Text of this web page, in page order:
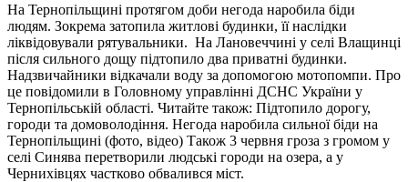
На Тернопільщині протягом доби негода наробила біди
людям. Зокрема затопила житлові будинки, її наслідки
ліквідовували рятувальники. На Лановеччині у селі Влащинці
після сильного дощу підтопило два приватні будинки.
Надзвичайники відкачали воду за допомогою мотопомпи. Про
це повідомили в Головному управлінні ДСНС України у
Тернопільській області. Читайте також: Підтопило дорогу,
городи та домоволодіння. Негода наробила сильної біди на
Тернопільщині (фото, відео) Також 3 червня гроза з громом у
селі Синява перетворили людські городи на озера, а у
Чернихівцях частково обвалився міст.